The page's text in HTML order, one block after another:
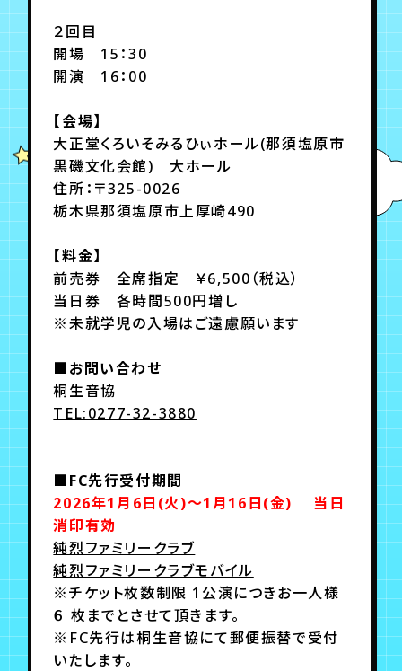
２回目
開場 15：30
開演 16：00
【会場】
大正堂くろいそみるひぃホール(那須塩原市
黒磯文化会館) 大ホール
住所：〒325-0026
栃木県那須塩原市上厚崎490
【料金】
前売券 全席指定 ￥6,500（税込）
当日券 各時間500円増し
※未就学児の入場はご遠慮願います
■お問い合わせ
桐生音協
TEL:0277-32-3880
■FC先行受付期間
2026年1月6日(火)～1月16日(金) 当日
消印有効
純烈ファミリークラブ
純烈ファミリークラブモバイル
※チケット枚数制限 1公演につきお一人様
６ 枚までとさせて頂きます。
※FC先行は桐生音協にて郵便振替で受付
いたします。